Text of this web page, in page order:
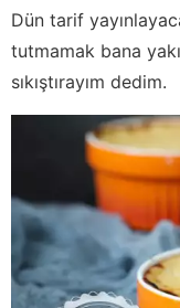
Dün tarif
tutmamak bana
sıkıştırayım dedim.